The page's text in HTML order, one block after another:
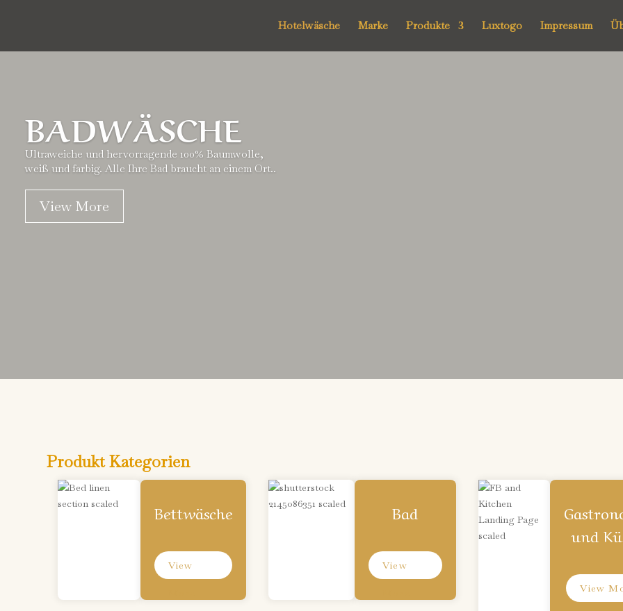
Hotelwäsche Marke Produkte Luxtogo Impressum
BADWÄSCHE
Ultraweiche und hervorragende 100% Baumwolle,
weiß und farbig. Alle Ihre Bad braucht an einem Ort..
View More
Produkt Kategorien
Bettwäsche
View
Bad
View
und
View